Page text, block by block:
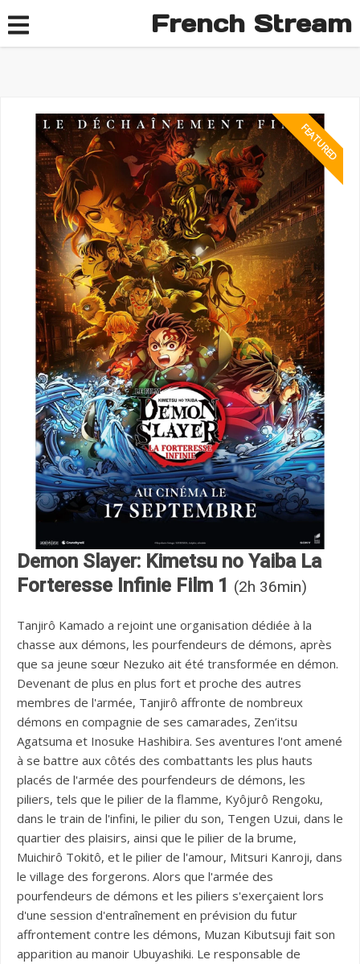
French Stream
Demon Slayer: Kimetsu no Yaiba La
Forteresse Infinie Film 1 (2h 36min)
Tanjirô Kamado a rejoint une organisation dédiée à la
chasse aux démons, les pourfendeurs de démons, après
que sa jeune sœur Nezuko ait été transformée en démon.
Devenant de plus en plus fort et proche des autres
membres de l'armée, Tanjirô affronte de nombreux
démons en compagnie de ses camarades, Zen’itsu
Agatsuma et Inosuke Hashibira. Ses aventures l'ont amené
à se battre aux côtés des combattants les plus hauts
placés de l'armée des pourfendeurs de démons, les
piliers, tels que le pilier de la flamme, Kyôjurô Rengoku,
dans le train de l'infini, le pilier du son, Tengen Uzui, dans le
quartier des plaisirs, ainsi que le pilier de la brume,
Muichirô Tokitô, et le pilier de l'amour, Mitsuri Kanroji, dans
le village des forgerons. Alors que l'armée des
pourfendeurs de démons et les piliers s'exerçaient lors
d'une session d'entraînement en prévision du futur
affrontement contre les démons, Muzan Kibutsuji fait son
apparition au manoir Ubuyashiki. Le responsable de